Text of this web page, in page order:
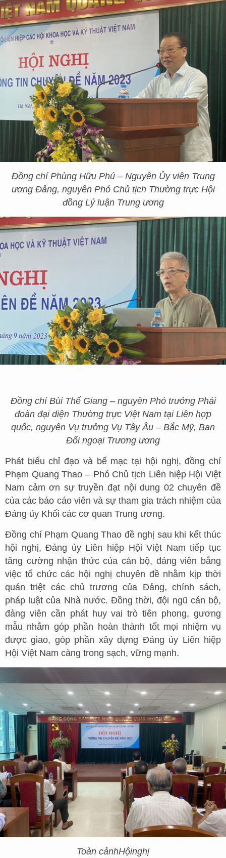
Đồng chí Phùng Hữu Phú – Nguyên Ủy viên Trung
ương Đảng, nguyên Phó Chủ tịch Thường trực Hội
đồng Lý luận Trung ương
Đồng chí Bùi Thế Giang – nguyên Phó trưởng Phái
đoàn đại diện Thường trực Việt Nam tại Liên hợp
quốc, nguyên Vụ trưởng Vụ Tây Âu – Bắc Mỹ, Ban
Đối ngoại Trương ương
Phát biểu chỉ đạo và bế mạc tại hội nghị, đồng chí
Phạm Quang Thao – Phó Chủ tịch Liên hiệp Hội Việt
Nam cảm ơn sự truyền đạt nội dung 02 chuyên đề
của các báo cáo viên và sự tham gia trách nhiệm của
Đảng ủy Khối các cơ quan Trung ương.
Đồng chí Phạm Quang Thao đề nghị sau khi kết thúc
hội nghị, Đảng ủy Liên hiệp Hội Việt Nam tiếp tục
tăng cường nhận thức của cán bộ, đảng viên bằng
việc tổ chức các hội nghị chuyên đề nhằm kịp thời
quán triệt các chủ trương của Đảng, chính sách,
pháp luật của Nhà nước. Đồng thời, đội ngũ cán bộ,
đảng viên cần phát huy vai trò tiên phong, gương
mẫu nhằm góp phần hoàn thành tốt mọi nhiệm vụ
được giao, góp phần xây dựng Đảng ủy Liên hiệp
Hội Việt Nam càng trong sạch, vững mạnh.
Toàn cảnhHộinghị